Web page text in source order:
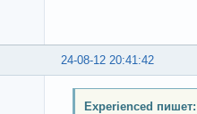
24-08-12 20:41:42
Experienced пишет: